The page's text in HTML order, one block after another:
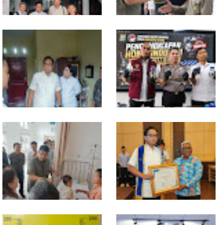
MIO Indonesia Sumut Resmi
Daftarkan Organisasi ke
Kesbangpol, Langkah Awal
Perkuat Profesionalisme
Media Online
Komisi D DPRDSU Ikut Gubsu
Bobby Nasution Berkantor di
Nias
Walikota Medan Nonaktifkan
Lurah Aur, Rico Waas : Tak Ada
Toleransi bagi Penyalahgunaan
Wewenang
Bahan dari Kamboja, Polda
Sumut Bongkar Home Industri
Vape Mengandung Etomidate